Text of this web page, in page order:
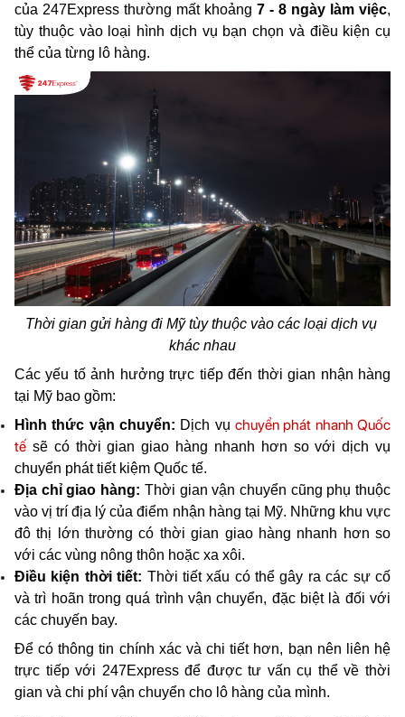
của 247Express thường mất khoảng 7 - 8 ngày làm việc,
tùy thuộc vào loại hình dịch vụ bạn chọn và điều kiện cụ
thể của từng lô hàng.
Thời gian gửi hàng đi Mỹ tùy thuộc vào các loại dịch vụ
khác nhau
Các yếu tố ảnh hưởng trực tiếp đến thời gian nhận hàng
tại Mỹ bao gồm:
Hình thức vận chuyển: Dịch vụ chuyển phát nhanh Quốc
tế sẽ có thời gian giao hàng nhanh hơn so với dịch vụ
chuyển phát tiết kiệm Quốc tế.
Địa chỉ giao hàng: Thời gian vận chuyển cũng phụ thuộc
vào vị trí địa lý của điểm nhận hàng tại Mỹ. Những khu vực
đô thị lớn thường có thời gian giao hàng nhanh hơn so
với các vùng nông thôn hoặc xa xôi.
Điều kiện thời tiết: Thời tiết xấu có thể gây ra các sự cố
và trì hoãn trong quá trình vận chuyển, đặc biệt là đối với
các chuyến bay.
Để có thông tin chính xác và chi tiết hơn, bạn nên liên hệ
trực tiếp với 247Express để được tư vấn cụ thể về thời
gian và chi phí vận chuyển cho lô hàng của mình.